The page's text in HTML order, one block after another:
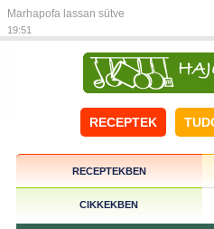
Marhapofa lassan sütve
19:51
RECEPTEK
RECEPTEKBEN
CIKKEKBEN